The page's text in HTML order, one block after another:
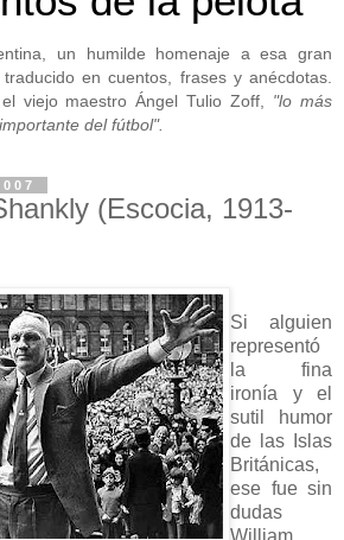
un humilde homenaje a esa gran
en cuentos, frases y anécdotas.
viejo maestro Ángel Tulio Zoff, "lo más
del fútbol".
(Escocia, 1913-
Si alguien
representó
la fina
ironía y el
sutil humor
de las Islas
Británicas,
ese fue sin
dudas
William